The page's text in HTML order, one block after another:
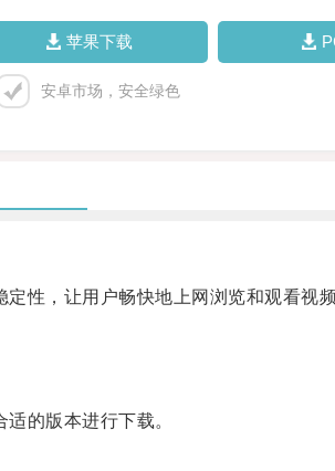
苹果下载
安卓市场，安全绿色
性，让用户畅快地上网浏览和观看视频
的版本进行下载。